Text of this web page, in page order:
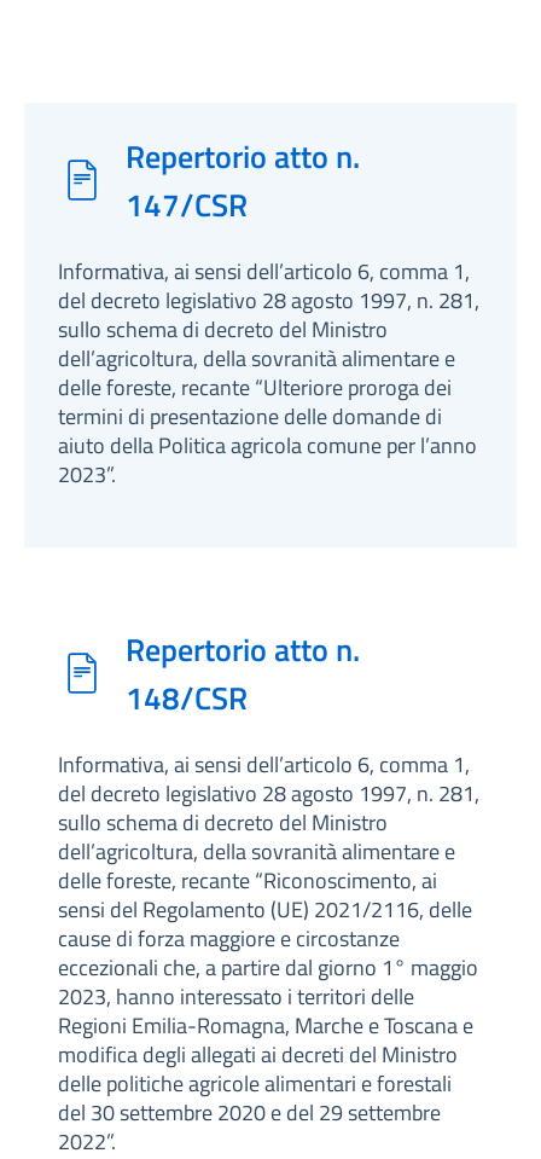
Repertorio atto n.
147/CSR
Informativa, ai sensi dell’articolo 6, comma 1,
del decreto legislativo 28 agosto 1997, n. 281,
sullo schema di decreto del Ministro
dell’agricoltura, della sovranità alimentare e
delle foreste, recante “Ulteriore proroga dei
termini di presentazione delle domande di
aiuto della Politica agricola comune per l’anno
2023”.
Repertorio atto n.
148/CSR
Informativa, ai sensi dell’articolo 6, comma 1,
del decreto legislativo 28 agosto 1997, n. 281,
sullo schema di decreto del Ministro
dell’agricoltura, della sovranità alimentare e
delle foreste, recante “Riconoscimento, ai
sensi del Regolamento (UE) 2021/2116, delle
cause di forza maggiore e circostanze
eccezionali che, a partire dal giorno 1° maggio
2023, hanno interessato i territori delle
Regioni Emilia-Romagna, Marche e Toscana e
modifica degli allegati ai decreti del Ministro
delle politiche agricole alimentari e forestali
del 30 settembre 2020 e del 29 settembre
2022”.